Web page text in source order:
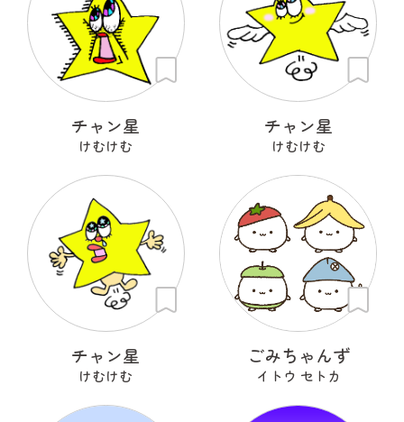
チャン星
けむけむ
チャン星
けむけむ
チャン星
けむけむ
ごみちゃんず
イトウ セトカ